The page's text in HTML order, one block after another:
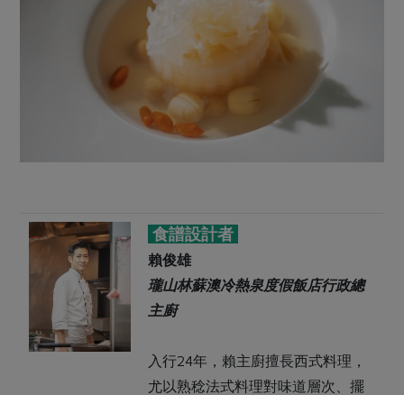
食譜設計者
賴俊雄
瓏山林蘇澳冷熱泉度假飯店行政總
主廚
入行24年，賴主廚擅長西式料理，
尤以熟稔法式料理對味道層次、擺